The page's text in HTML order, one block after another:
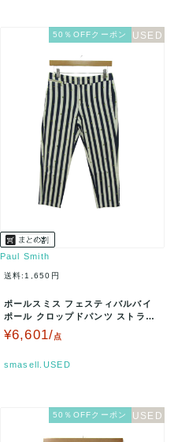
50％OFFクーポン
Paul Smith
送料:1,650円
ポールスミス フェスティバルバイ
ポール クロップドパンツ ストライ
プ柄 レディース 38サイズ ネイ…
¥6,601/点
smasell.USED
50％OFFクーポン